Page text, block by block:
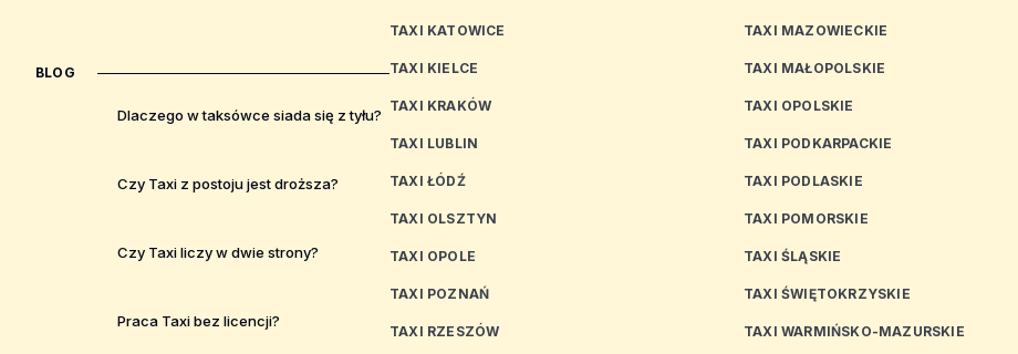
BLOG
Dlaczego w taksówce siada się z tyłu?
Czy Taxi z postoju jest droższa?
Czy Taxi liczy w dwie strony?
Praca Taxi bez licencji?
TAXI KATOWICE
TAXI KIELCE
TAXI KRAKÓW
TAXI LUBLIN
TAXI ŁÓDŹ
TAXI OLSZTYN
TAXI OPOLE
TAXI POZNAŃ
TAXI RZESZÓW
TAXI MAZOWIECKIE
TAXI MAŁOPOLSKIE
TAXI OPOLSKIE
TAXI PODKARPACKIE
TAXI PODLASKIE
TAXI POMORSKIE
TAXI ŚLĄSKIE
TAXI ŚWIĘTOKRZYSKIE
TAXI WARMIŃSKO-MAZURSKIE